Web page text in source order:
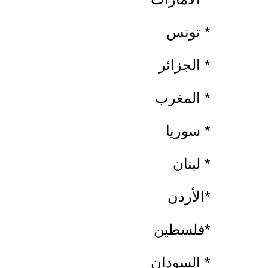
* تونس
* الجزائر
* المغرب
* سوريا
* لبنان
*الأردن
*فلسطين
* السودان